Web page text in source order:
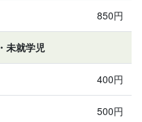
850円
未就学児
400円
500円